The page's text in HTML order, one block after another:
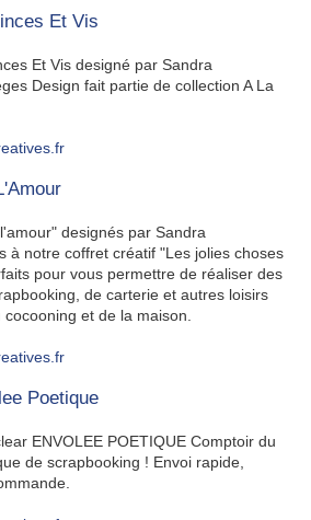
Et Vis
Et Vis designé par Sandra
Design fait partie de collection A La
designés par Sandra
à notre coffret créatif "Les jolies choses
pour vous permettre de réaliser des
de carterie et autres loisirs
et de la maison.
Poetique
ENVOLEE POETIQUE Comptoir du
de scrapbooking ! Envoi rapide,